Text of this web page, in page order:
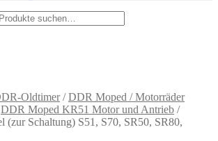
Oldtimer/DDR Moped / Motorräder
DDR Moped KR51 Motor und Antrieb /
(zur Schaltung) S51, S70, SR50, SR80,